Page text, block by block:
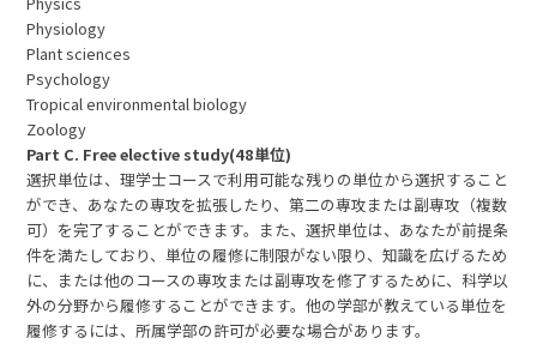
Physiology
Plant sciences
Psychology
Tropical environmental biology
Zoology
Part C. Free elective study(48単位)
選択単位は、理学士コースで利用可能な残りの単位から選択すること
ができ、あなたの専攻を拡張したり、第二の専攻または副専攻（複数
可）を完了することができます。また、選択単位は、あなたが前提条
件を満たしており、単位の履修に制限がない限り、知識を広げるため
に、または他のコースの専攻または副専攻を修了するために、科学以
外の分野から履修することができます。他の学部が教えている単位を
履修するには、所属学部の許可が必要な場合があります。